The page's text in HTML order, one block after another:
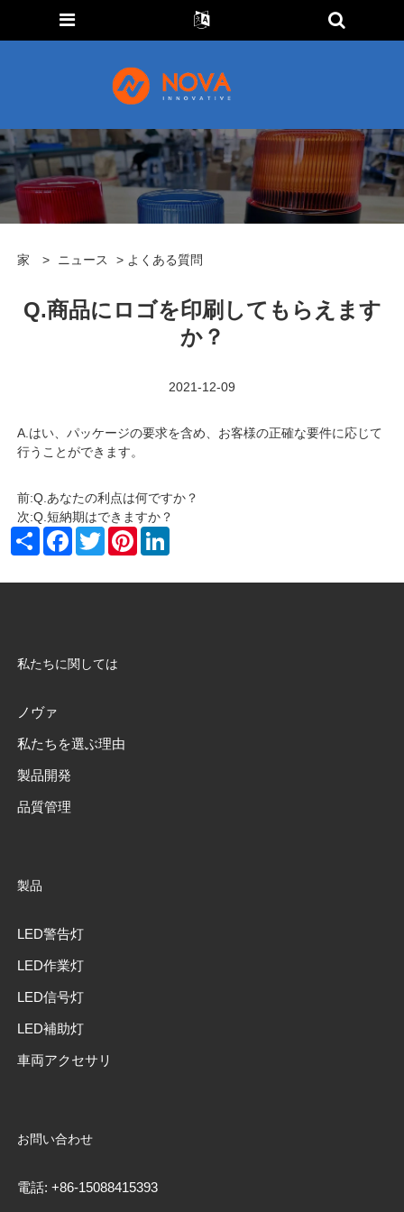
家 > ニュース > よくある質問
Q.商品にロゴを印刷してもらえます
か？
2021-12-09
A.はい、パッケージの要求を含め、お客様の正確な要件に応じて
行うことができます。
前:Q.あなたの利点は何ですか？
次:Q.短納期はできますか？
Share Facebook
TwitterPinterest
私たちに関しては
ノヴァ
私たちを選ぶ理由
製品開発
品質管理
製品
LED警告灯
LED作業灯
LED信号灯
LED補助灯
車両アクセサリ
お問い合わせ
電話: +86-15088415393